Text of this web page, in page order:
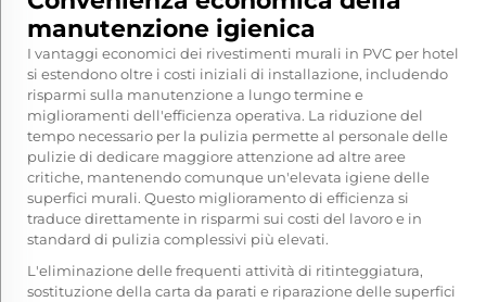
manutenzione igienica
I vantaggi economici dei rivestimenti murali in PVC per hotel
si estendono oltre i costi iniziali di installazione, includendo
risparmi sulla manutenzione a lungo termine e
miglioramenti dell'efficienza operativa. La riduzione del
tempo necessario per la pulizia permette al personale delle
pulizie di dedicare maggiore attenzione ad altre aree
critiche, mantenendo comunque un'elevata igiene delle
superfici murali. Questo miglioramento di efficienza si
traduce direttamente in risparmi sui costi del lavoro e in
standard di pulizia complessivi più elevati.
L'eliminazione delle frequenti attività di ritinteggiatura,
sostituzione della carta da parati e riparazione delle superfici